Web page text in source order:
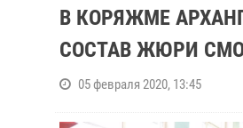
В КОРЯЖМЕ
СОСТАВ ЖЮРИ
05 февраля 2020, 13:45